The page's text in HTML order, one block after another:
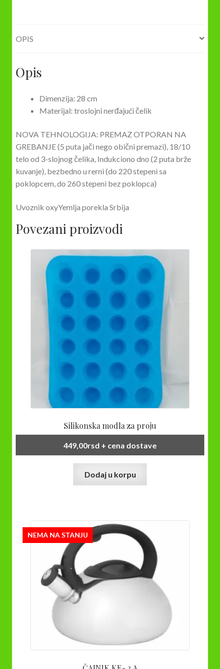
OPIS
Opis
Dimenzija: 28 cm
Materijal: troslojni nerđajući čelik
NOVA TEHNOLOGIJA: PREMAZ OTPORAN NA
GREBANJE (5 puta jači nego obični premazi), 18/10
telo od 3-slojnog čelika, Indukciono dno (2 puta brže
kuvanje), bezbedno u rerni (do 220 stepeni sa
poklopcem, do 260 stepeni bez poklopca)
Uvoznik oxyYemlja porekla Srbija
Povezani proizvodi
Silikonska modla za proju
449,00rsd + cena dostave
Dodaj u korpu
NEMA NA STANJU